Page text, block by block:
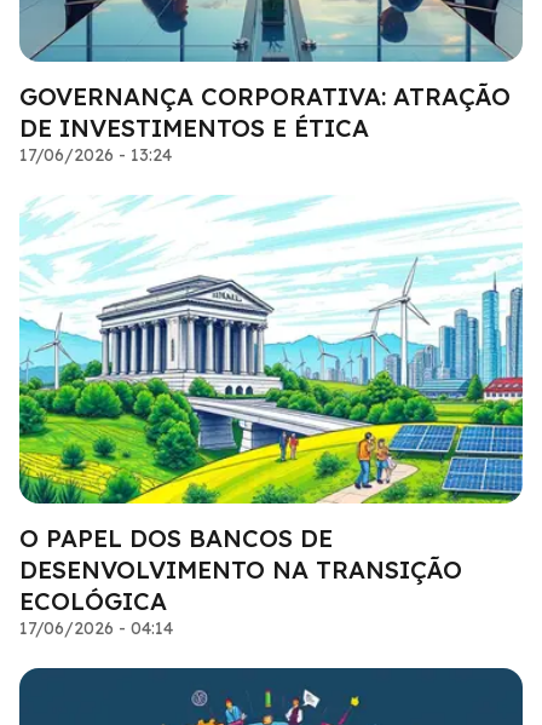
GOVERNANÇA CORPORATIVA: ATRAÇÃO
DE INVESTIMENTOS E ÉTICA
17/06/2026 - 13:24
O PAPEL DOS BANCOS DE
DESENVOLVIMENTO NA TRANSIÇÃO
ECOLÓGICA
17/06/2026 - 04:14